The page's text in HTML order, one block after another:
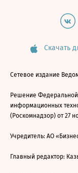
Скачать
Сетевое издание
Решение
информационных
(Роскомнадзор) от 27
Учредитель: АО
Главный редактор: